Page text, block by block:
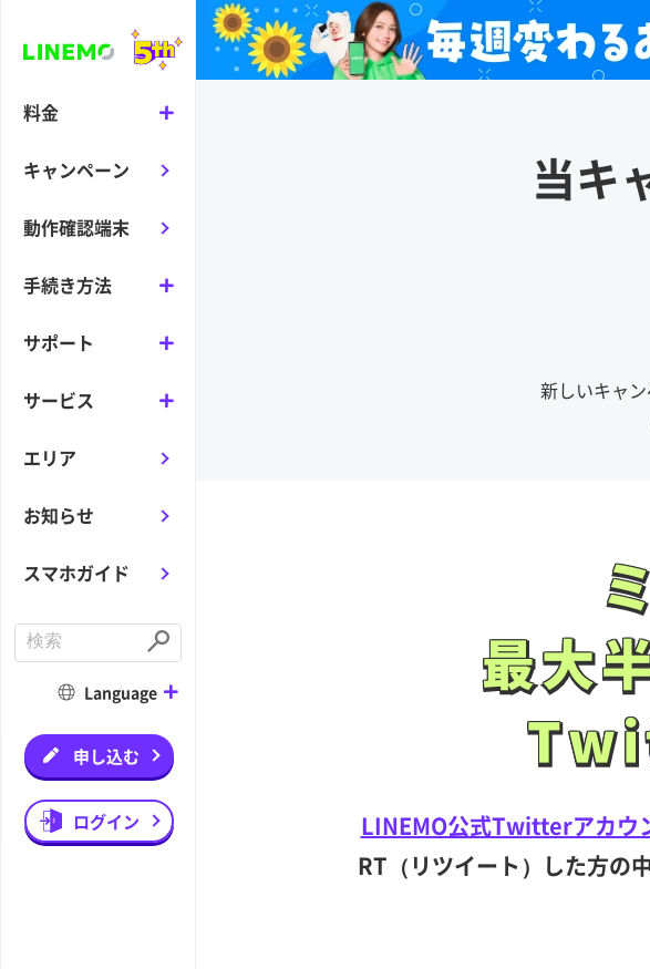
料金
キャンペーン
動作確認端末
手続き方法
サポート
サービス
エリア
お知らせ
スマホガイド
n
S
u
m
t
Language
申し込む
ログイン
当キ
新しいキャ
最大
最大
LINEMO公式Twitterアカウ
RT（リツイート）した方の